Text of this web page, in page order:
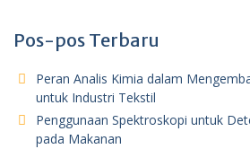
Pos-pos Terbaru
Peran Analis Kimia dalam
untuk Industri Tekstil
Penggunaan Spektroskopi untuk
pada Makanan